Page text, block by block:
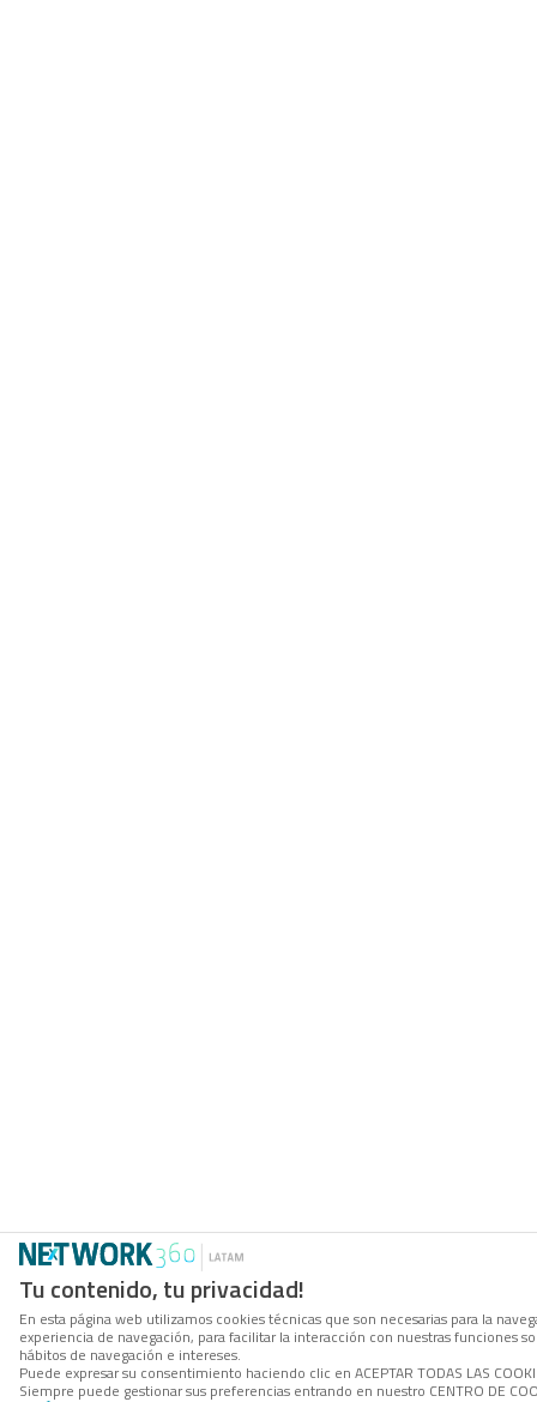
Tu contenido, tu privacidad!
En esta página web utilizamos cookies técnicas que son necesarias para la
experiencia de navegación, para facilitar la interacción con nuestras funciones
hábitos de navegación e intereses.
Puede expresar su consentimiento haciendo clic en ACEPTAR TODAS LAS
Siempre puede gestionar sus preferencias entrando en nuestro CENTRO DE